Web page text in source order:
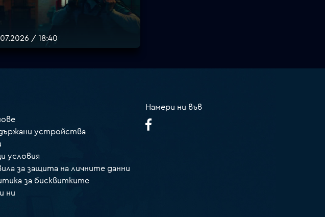
/ 18:40
устройства
условия
за защита на личните данни
за бисквитките
ни
Намери ни във